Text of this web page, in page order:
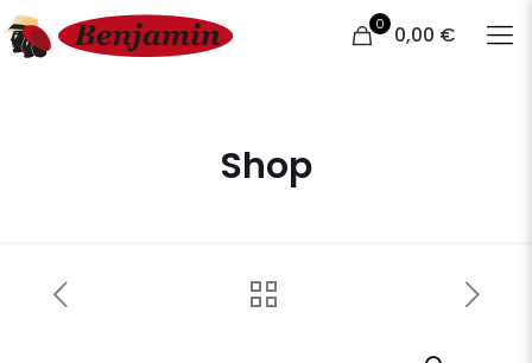
0 0,00 €
Shop